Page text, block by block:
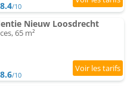
8.4/10
Nieuw Loosdrecht
65 m²
8.6/10